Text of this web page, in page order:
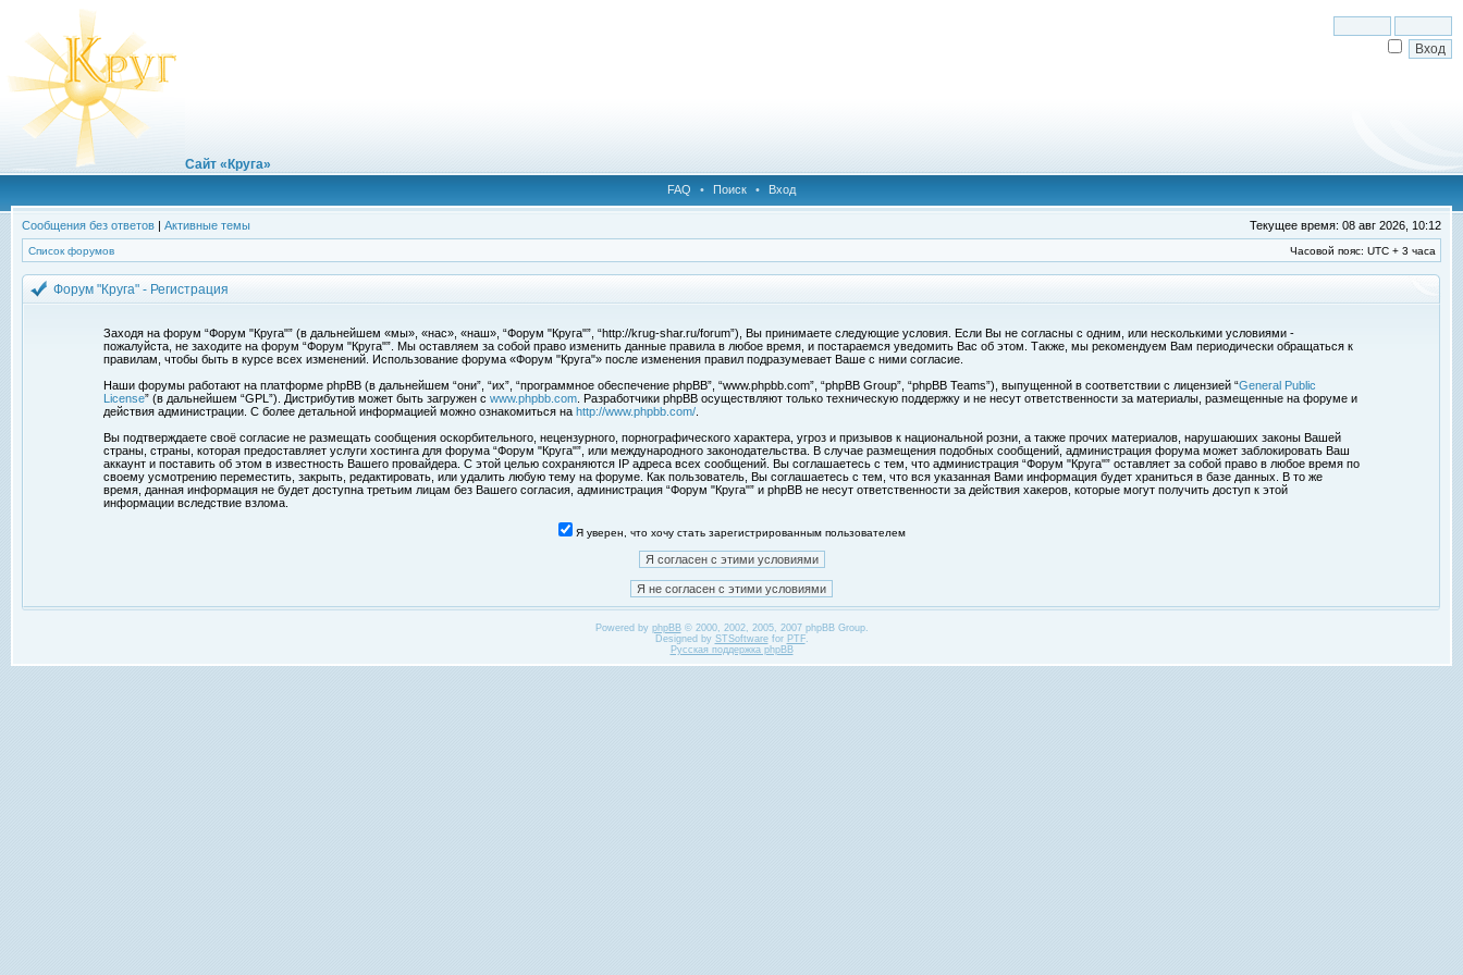
Сайт «Круга»
FAQ • Поиск • Вход
Сообщения без ответов | Активные темы Текущее время: 08 авг 2026, 10:12
Список форумов Часовой пояс: UTC + 3 часа
Форум "Круга" - Регистрация
Заходя на форум “Форум "Круга"” (в дальнейшем «мы», «нас», «наш», “Форум "Круга"”, “http://krug-shar.ru/forum”), Вы принимаете следующие условия. Если Вы не согласны с одним, или несколькими условиями -
пожалуйста, не заходите на форум “Форум "Круга"”. Мы оставляем за собой право изменить данные правила в любое время, и постараемся уведомить Вас об этом. Также, мы рекомендуем Вам периодически обращаться к
правилам, чтобы быть в курсе всех изменений. Использование форума «Форум "Круга"» после изменения правил подразумевает Ваше с ними согласие.
Наши форумы работают на платформе phpBB (в дальнейшем “они”, “их”, “программное обеспечение phpBB”, “www.phpbb.com”, “phpBB Group”, “phpBB Teams”), выпущенной в соответствии с лицензией “General Public
License” (в дальнейшем “GPL”). Дистрибутив может быть загружен с www.phpbb.com . Разработчики phpBB осуществляют только техническую поддержку и не несут ответственности за материалы, размещенные на форуме и
действия администрации. С более детальной информацией можно ознакомиться на http://www.phpbb.com/
Вы подтверждаете своё согласие не размещать сообщения оскорбительного, нецензурного, порнографического характера, угроз и призывов к национальной розни, а также прочих материалов, нарушаюших законы Вашей
страны, страны, которая предоставляет услуги хостинга для форума “Форум "Круга"”, или международного законодательства. В случае размещения подобных сообщений, администрация форума может заблокировать Ваш
аккаунт и поставить об этом в известность Вашего провайдера. С этой целью сохраняются IP адреса всех сообщений. Вы соглашаетесь с тем, что администрация “Форум "Круга"” оставляет за собой право в любое время по
своему усмотрению переместить, закрыть, редактировать, или удалить любую тему на форуме. Как пользователь, Вы соглашаетесь с тем, что вся указанная Вами информация будет храниться в базе данных. В то же
время, данная информация не будет доступна третьим лицам без Вашего согласия, администрация “Форум "Круга"” и phpBB не несут ответственности за действия хакеров, которые могут получить доступ к этой
информации вследствие взлома.
Я уверен, что хочу стать зарегистрированным пользователем
Powered by phpBB© 2000, 2002, 2005, 2007 phpBB Group.
Designed by STSoftwarefor PTF.
Русская поддержка phpBB